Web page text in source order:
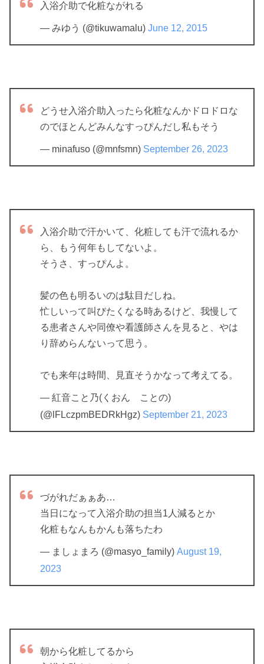
入浴介助で化粧ながれる
— みゆう (@tikuwamalu) June 12, 2015
どうせ入浴介助入ったら化粧なんかドロドロな
のでほとんどみんなすっぴんだし私もそう
— minafuso (@mnfsmn) September 26, 2023
入浴介助で汗かいて、化粧しても汗で流れるか
ら、もう何年もしてないよ。
そうさ、すっぴんよ。
髪の色も明るいのは駄目だしね。
忙しいって叫びたくなる時あるけど、我慢して
る患者さんや同僚や看護師さんを見ると、やは
り辞めらんないって思う。
でも来年は時間、見直そうかなって考えてる。
— 紅音こと乃(くおん ことの)
(@lFLczpmBEDRkHgz) September 21, 2023
づがれだぁぁあ…
当日になって入浴介助の担当1人減るとか
化粧もなんもかんも落ちたわ
— ましょまろ (@masyo_family) August 19,
2023
朝から化粧してるから